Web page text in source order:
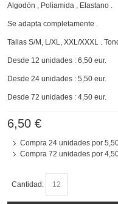
Algodón , Poliamida , Elastano .
Se adapta completamente .
Tallas S/M, L/XL, XXL/XXXL .
Desde 12 unidades : 6,50 eur.
Desde 24 unidades : 5,50 eur.
Desde 72 unidades : 4,50 eur.
6,50 €
Compra 24 unidades por
Compra 72 unidades por
Cantidad: